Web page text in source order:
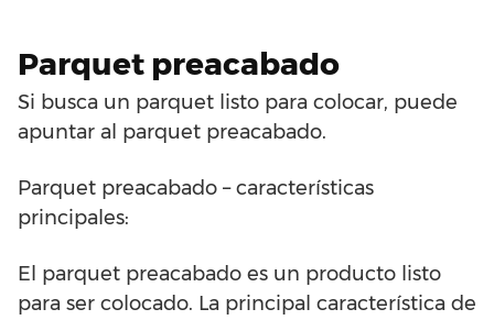
Parquet preacabado
Si busca un parquet listo para colocar, puede
apuntar al parquet preacabado.
Parquet preacabado – características
principales:
El parquet preacabado es un producto listo
para ser colocado. La principal característica de